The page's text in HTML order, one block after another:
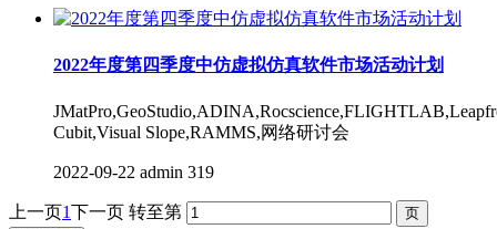
2022年度第四季度中仿虚拟仿真软件市场活动计划
Cubit,Visual Slope,RAMMS,网络研讨会
2022-09-22 admin 319
上一页1下一页 转至第